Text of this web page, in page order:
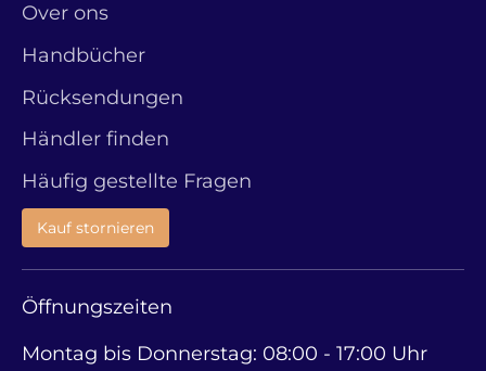
Over ons
Handbücher
Rücksendungen
Händler finden
Häufig gestellte Fragen
Kauf stornieren
Öffnungszeiten
Montag bis Donnerstag: 08:00 - 17:00 Uhr